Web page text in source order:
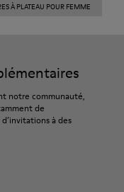
À PLATEAU POUR FEMME
notre communauté,
de
à des